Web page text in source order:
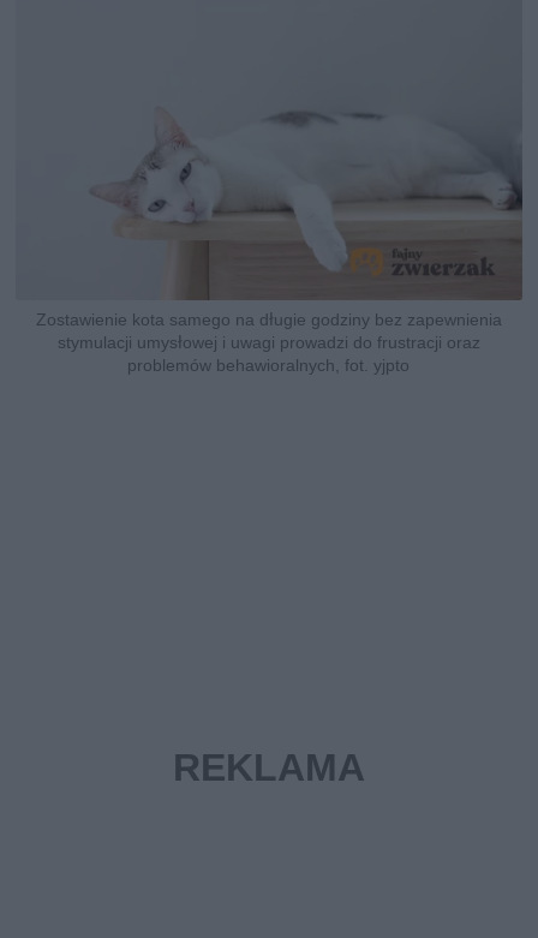
Zostawienie kota samego na długie godziny bez zapewnienia
stymulacji umysłowej i uwagi prowadzi do frustracji oraz
problemów behawioralnych, fot. yjpto